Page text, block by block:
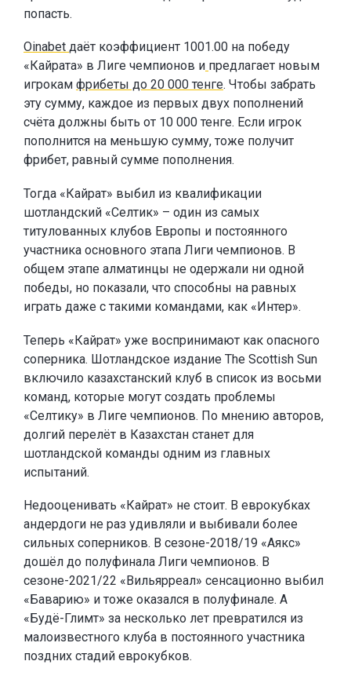
попасть.
Oinabet даёт коэффициент 1001.00 на победу
«Кайрата» в Лиге чемпионов и предлагает новым
игрокам фрибеты до 20 000 тенге. Чтобы забрать
эту сумму, каждое из первых двух пополнений
счёта должны быть от 10 000 тенге. Если игрок
пополнится на меньшую сумму, тоже получит
фрибет, равный сумме пополнения.
Тогда «Кайрат» выбил из квалификации
шотландский «Селтик» – один из самых
титулованных клубов Европы и постоянного
участника основного этапа Лиги чемпионов. В
общем этапе алматинцы не одержали ни одной
победы, но показали, что способны на равных
играть даже с такими командами, как «Интер».
Теперь «Кайрат» уже воспринимают как опасного
соперника. Шотландское издание The Scottish Sun
включило казахстанский клуб в список из восьми
команд, которые могут создать проблемы
«Селтику» в Лиге чемпионов. По мнению авторов,
долгий перелёт в Казахстан станет для
шотландской команды одним из главных
испытаний.
Недооценивать «Кайрат» не стоит. В еврокубках
андердоги не раз удивляли и выбивали более
сильных соперников. В сезоне-2018/19 «Аякс»
дошёл до полуфинала Лиги чемпионов. В
сезоне-2021/22 «Вильярреал» сенсационно выбил
«Баварию» и тоже оказался в полуфинале. А
«Будё-Глимт» за несколько лет превратился из
малоизвестного клуба в постоянного участника
поздних стадий еврокубков.